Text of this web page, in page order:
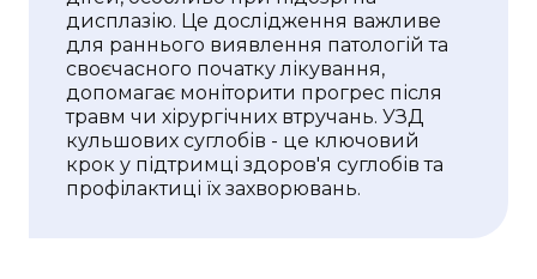
дисплазію. Це дослідження важливе
для раннього виявлення патологій та
своєчасного початку лікування,
допомагає моніторити прогрес після
травм чи хірургічних втручань. УЗД
кульшових суглобів - це ключовий
крок у підтримці здоров'я суглобів та
профілактиці їх захворювань.